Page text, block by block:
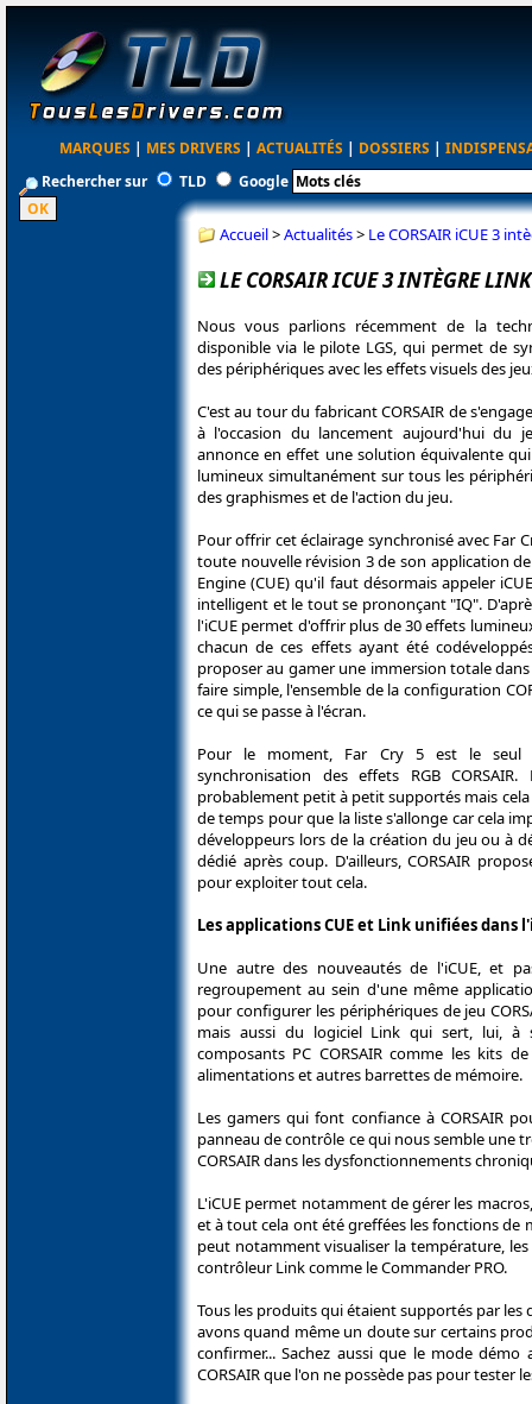
MARQUES | MES DRIVERS | ACTUALITÉS | DOSSIERS |
Rechercher sur
TLD Google
Accueil>Actualités> Le CORSAIR iCUE 3
LE CORSAIR ICUE 3 INTÈGRE
Nous vous parlions récemment de la
disponible via le pilote LGS, qui permet de
des périphériques avec les effets visuels des
C'est au tour du fabricant CORSAIR de
à l'occasion du lancement aujourd'hui du
annonce en effet une solution équivalente
lumineux simultanément sur tous les
des graphismes et de l'action du jeu.
Pour offrir cet éclairage synchronisé avec Far
toute nouvelle révision 3 de son application
Engine (CUE) qu'il faut désormais appeler
intelligent et le tout se prononçant "IQ".
l'iCUE permet d'offrir plus de 30 effets
chacun de ces effets ayant été
proposer au gamer une immersion totale
faire simple, l'ensemble de la configuration
ce qui se passe à l'écran.
Pour le moment, Far Cry 5 est le seul
synchronisation des effets RGB
probablement petit à petit supportés mais
de temps pour que la liste s'allonge car cela
développeurs lors de la création du jeu ou à
dédié après coup. D'ailleurs, CORSAIR
pour exploiter tout cela.
Les applications CUE et Link unifiées dans
Une autre des nouveautés de l'iCUE, et
regroupement au sein d'une même
pour configurer les périphériques de jeu
mais aussi du logiciel Link qui sert, lui, à
composants PC CORSAIR comme les kits
alimentations et autres barrettes de mémoire.
Les gamers qui font confiance à CORSAIR
panneau de contrôle ce qui nous semble une
CORSAIR dans les dysfonctionnements
L'iCUE permet notamment de gérer les
et à tout cela ont été greffées les fonctions de
peut notamment visualiser la température,
contrôleur Link comme le Commander PRO.
Tous les produits qui étaient supportés par les
avons quand même un doute sur certains
confirmer... Sachez aussi que le mode
CORSAIR que l'on ne possède pas pour